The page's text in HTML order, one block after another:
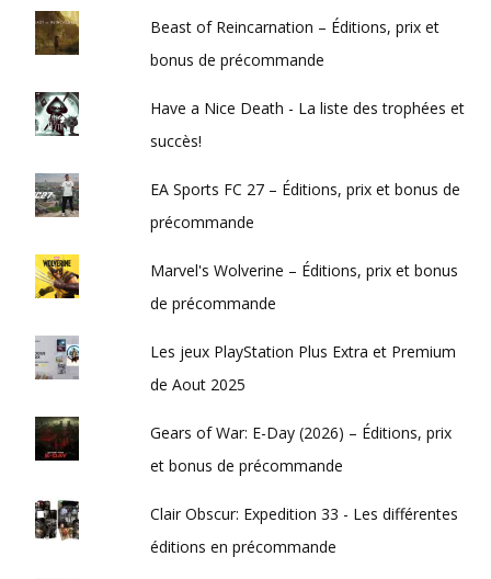
Beast of Reincarnation – Éditions, prix et
bonus de précommande
Have a Nice Death - La liste des trophées et
succès!
EA Sports FC 27 – Éditions, prix et bonus de
précommande
Marvel's Wolverine – Éditions, prix et bonus
de précommande
Les jeux PlayStation Plus Extra et Premium
de Aout 2025
Gears of War: E-Day (2026) – Éditions, prix
et bonus de précommande
Clair Obscur: Expedition 33 - Les différentes
éditions en précommande